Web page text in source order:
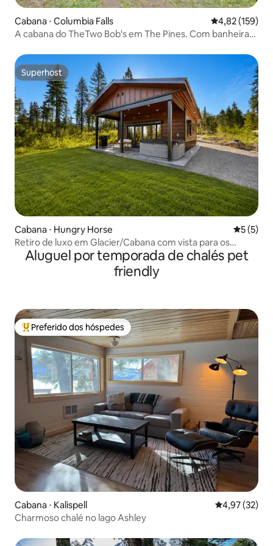
Cabana ⋅ Columbia Falls 4,82 de uma
4,82 (159)
A cabana do TheTwo Bob's em The Pines. Com banheira
Superhost
Superhost
Cabana ⋅ Hungry Horse 5 de
5 (5)
Retiro de luxo em Glacier/Cabana com vista para os
cervos
Aluguel por temporada de chalés pet
friendly
Entre os melhores preferidos dos hóspedes
Preferido dos hóspedes
Cabana ⋅ Kalispell 4,97 de uma
4,97 (32)
Charmoso chalé no lago Ashley